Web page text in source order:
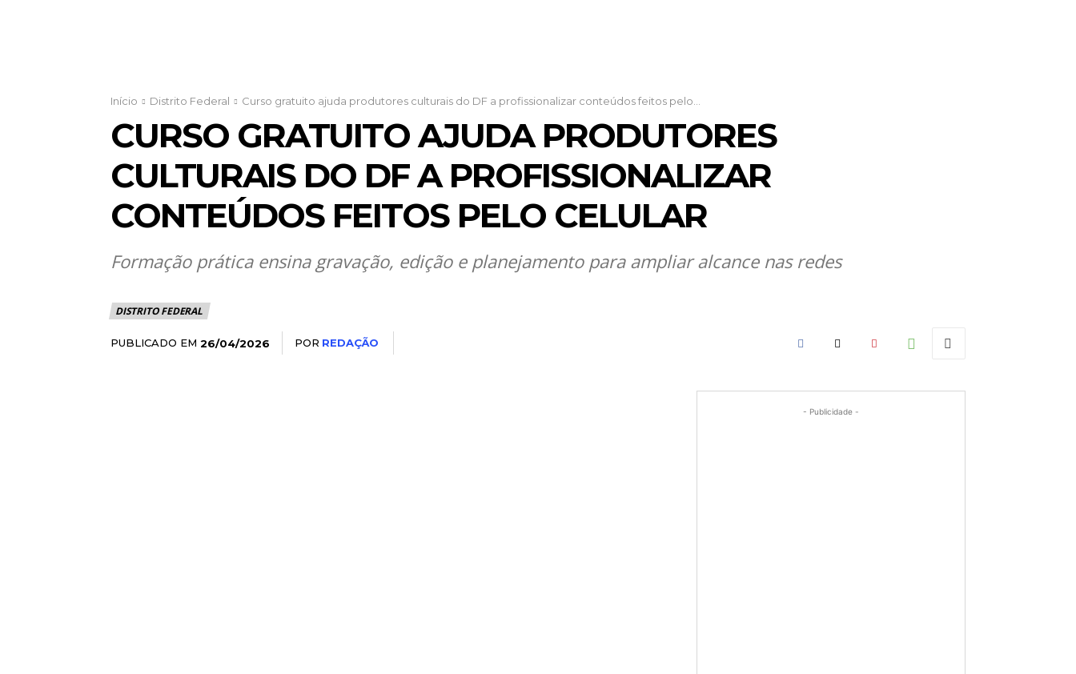
Início Distrito Federal Curso gratuito ajuda produtores culturais do DF a profissionalizar conteúdos feitos pelo...
CURSO GRATUITO AJUDA PRODUTORES
CULTURAIS DO DF A PROFISSIONALIZAR
CONTEÚDOS FEITOS PELO CELULAR
Formação prática ensina gravação, edição e planejamento para ampliar alcance nas redes
DISTRITO FEDERAL
PUBLICADO EM 26/04/2026 POR REDAÇÃO
- Publicidade -